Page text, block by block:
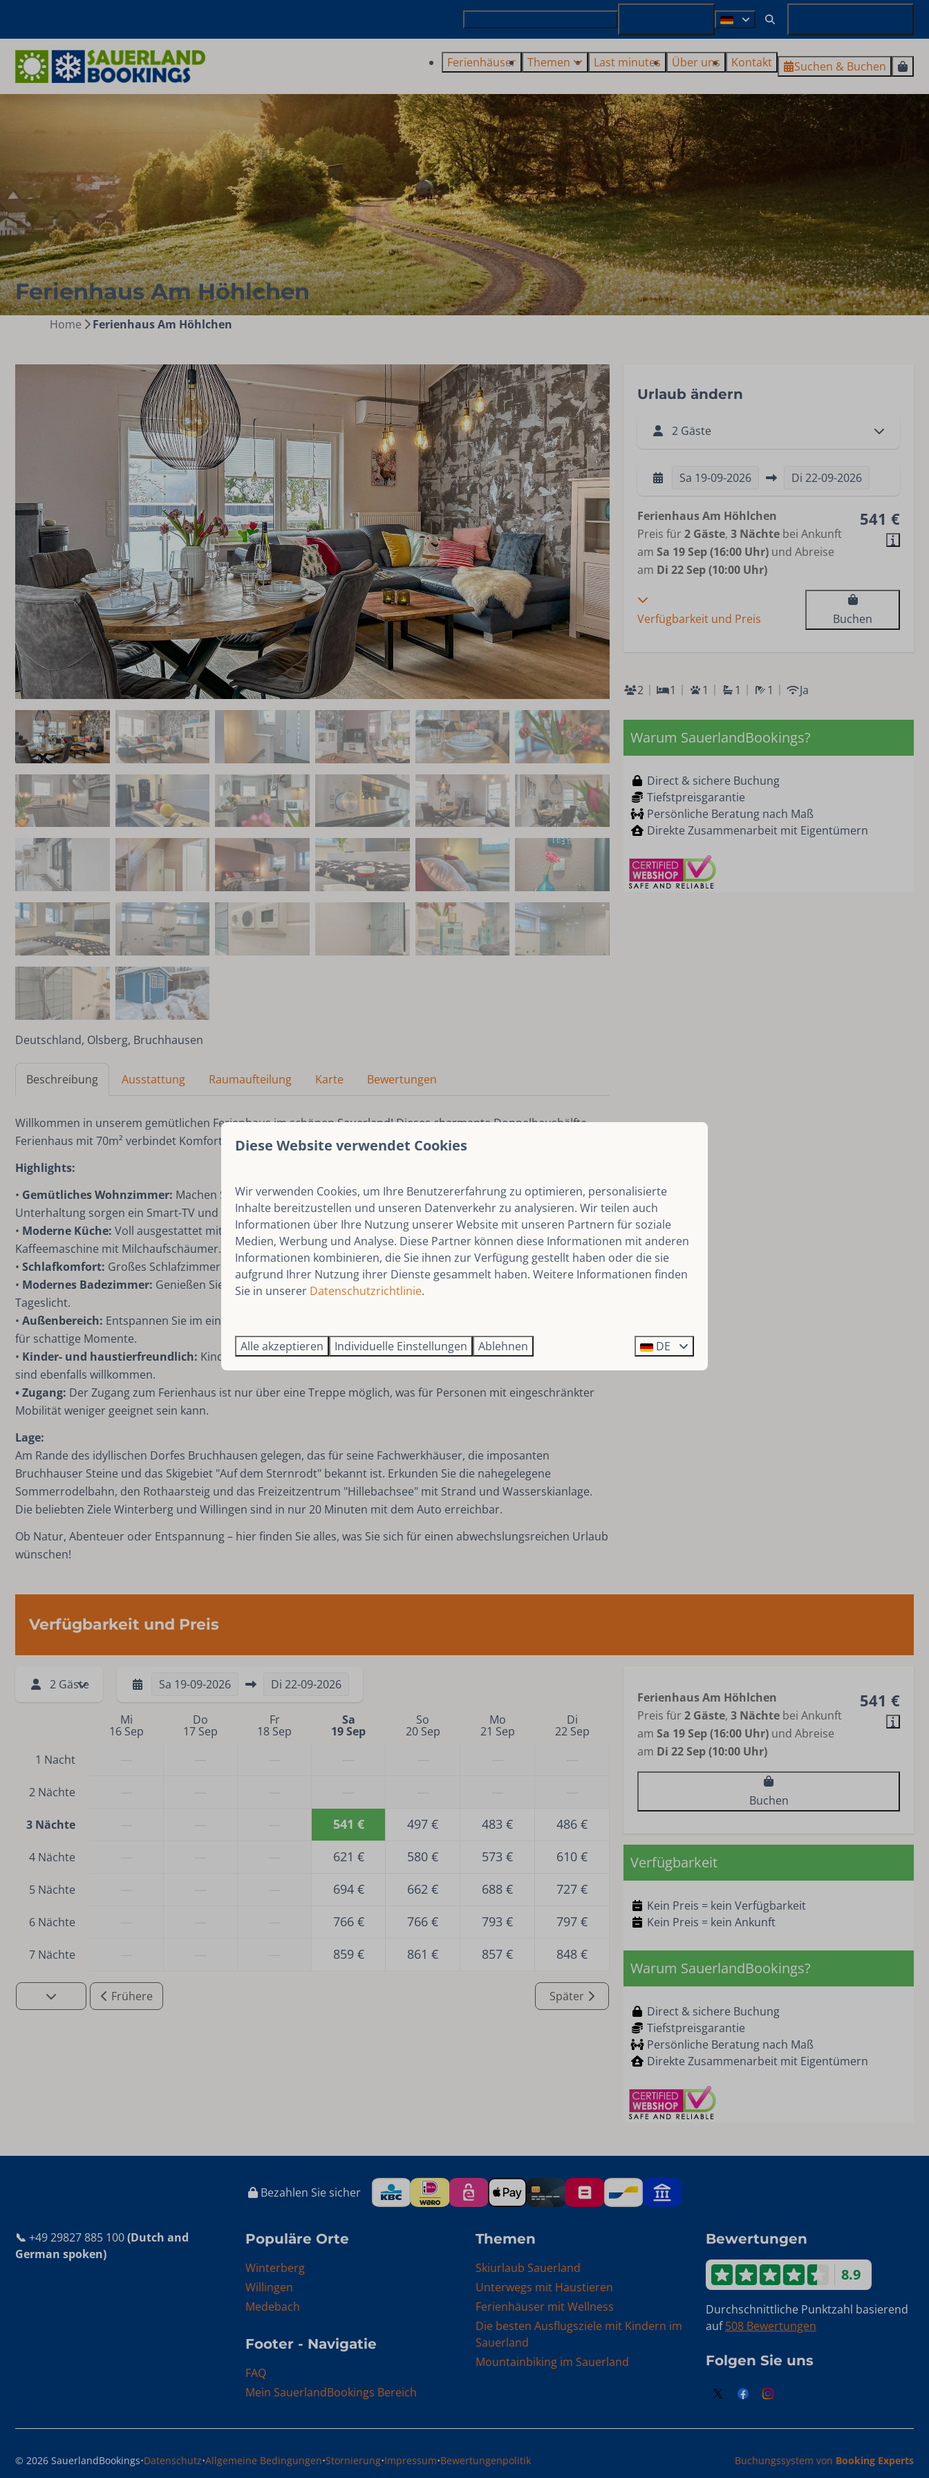
Ferienhäuser Themen Last minutes Über uns Kontakt Suchen & Buchen
Ferienhaus Am Höhlchen
Home Ferienhaus Am Höhlchen
Deutschland, Olsberg, Bruchhausen
Beschreibung Ausstattung Raumaufteilung Karte Bewertungen
Willkommen in unserem gemütlichen Ferienhaus im schönen Sauerland! Dieses charmante Doppelhaushälfte-
Ferienhaus mit 70m² verbindet Komfort und Natur – ideal für eine entspannte oder aktive Auszeit.
Highlights:
• Gemütliches Wohnzimmer: Machen Sie es sich angenehm auf dem Sofa vor dem Kamin gemütlich. Für
Unterhaltung sorgen ein Smart-TV und ein USB-Radio.
• Moderne Küche: Voll ausgestattet mit Induktionskochfeld, Mikrowelle, Backofen, Geschirrspüler und Senseo-
Kaffeemaschine mit Milchaufschäumer.
• Schlafkomfort: Großes Schlafzimmer im Untergeschoss mit luxuriösem Boxspringbett und zusätzlichem TV.
• Modernes Badezimmer: Genießen Sie die begehbare Dusche und den Komfort eines hellen Badezimmers mit
Tageslicht.
• Außenbereich: Entspannen Sie im eingezäunten Garten oder auf dem Balkon mit Sitzmöbeln, Grill und Markise
für schattige Momente.
• Kinder- und haustierfreundlich: Kinderstuhl, Babybett und Geschirr für die Kleinen sind vorhanden. Haustiere
sind ebenfalls willkommen.
• Zugang: Der Zugang zum Ferienhaus ist nur über eine Treppe möglich, was für Personen mit eingeschränkter
Mobilität weniger geeignet sein kann.
Lage:
Am Rande des idyllischen Dorfes Bruchhausen gelegen, das für seine Fachwerkhäuser, die imposanten
Bruchhauser Steine und das Skigebiet "Auf dem Sternrodt" bekannt ist. Erkunden Sie die nahegelegene
Sommerrodelbahn, den Rothaarsteig und das Freizeitzentrum "Hillebachsee" mit Strand und Wasserskianlage.
Die beliebten Ziele Winterberg und Willingen sind in nur 20 Minuten mit dem Auto erreichbar.
Ob Natur, Abenteuer oder Entspannung – hier finden Sie alles, was Sie sich für einen abwechslungsreichen Urlaub
wünschen!
Urlaub ändern
2 Gäste
Sa 19-09-2026 Di 22-09-2026
541 €
Ferienhaus Am Höhlchen
Preis für2 Gäste, 3 Nächte bei Ankunft
am Sa 19 Sep (16:00 Uhr) und Abreise
am Di 22 Sep (10:00 Uhr)
Verfügbarkeit und Preis Buchen
2 1 1 1 1 Ja
Warum SauerlandBookings?
Direct & sichere Buchung
Tiefstpreisgarantie
Persönliche Beratung nach Maß
Direkte Zusammenarbeit mit Eigentümern
Verfügbarkeit und Preis
2 Gäste Sa 19-09-2026 Di 22-09-2026
Mi
16 Sep
Do
17 Sep
Fr
18 Sep
Sa
19 Sep
So
20 Sep
Mo
21 Sep
Di
22 Sep
1 Nacht
2 Nächte
3 Nächte 541 € 497 € 483 € 486 €
4 Nächte 621 € 580 € 573 € 610 €
5 Nächte 694 € 662 € 688 € 727 €
6 Nächte 766 € 766 € 793 € 797 €
7 Nächte 859 € 861 € 857 € 848 €
Frühere Später
541 €
Ferienhaus Am Höhlchen
Preis für2 Gäste, 3 Nächte bei Ankunft
am Sa 19 Sep (16:00 Uhr) und Abreise
am Di 22 Sep (10:00 Uhr)
Buchen
Verfügbarkeit
Kein Preis = kein Verfügbarkeit
Kein Preis = kein Ankunft
Warum SauerlandBookings?
Direct & sichere Buchung
Tiefstpreisgarantie
Persönliche Beratung nach Maß
Direkte Zusammenarbeit mit Eigentümern
Bezahlen Sie sicher
📞 +49 29827 885 100(Dutch and
German spoken)
Populäre Orte
Winterberg
Willingen
Medebach
Footer - Navigatie
FAQ
Mein SauerlandBookings Bereich
Themen
Skiurlaub Sauerland
Unterwegs mit Haustieren
Ferienhäuser mit Wellness
Die besten Ausflugsziele mit Kindern im
Sauerland
Mountainbiking im Sauerland
Bewertungen
8.9
Durchschnittliche Punktzahl basierend
auf508 Bewertungen
Folgen Sie uns
© 2026 SauerlandBookings·Datenschutz·Allgemeine Bedingungen·Stornierung·Impressum·Bewertungenpolitik Buchungssystem von Booking Experts
Diese Website verwendet Cookies
Wir verwenden Cookies, um Ihre Benutzererfahrung zu optimieren, personalisierte
Inhalte bereitzustellen und unseren Datenverkehr zu analysieren. Wir teilen auch
Informationen über Ihre Nutzung unserer Website mit unseren Partnern für soziale
Medien, Werbung und Analyse. Diese Partner können diese Informationen mit anderen
Informationen kombinieren, die Sie ihnen zur Verfügung gestellt haben oder die sie
aufgrund Ihrer Nutzung ihrer Dienste gesammelt haben. Weitere Informationen finden
Sie in unserer Datenschutzrichtlinie.
Alle akzeptieren Individuelle Einstellungen Ablehnen DE